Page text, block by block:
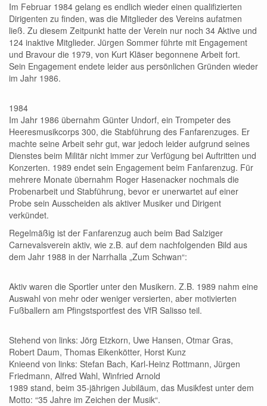
Im Februar 1984 gelang es endlich wieder einen qualifizierten
Dirigenten zu finden, was die Mitglieder des Vereins aufatmen
ließ. Zu diesem Zeitpunkt hatte der Verein nur noch 34 Aktive und
124 inaktive Mitglieder. Jürgen Sommer führte mit Engagement
und Bravour die 1979, von Kurt Kläser begonnene Arbeit fort.
Sein Engagement endete leider aus persönlichen Gründen wieder
im Jahr 1986.
1984
Im Jahr 1986 übernahm Günter Undorf, ein Trompeter des
Heeresmusikcorps 300, die Stabführung des Fanfarenzuges. Er
machte seine Arbeit sehr gut, war jedoch leider aufgrund seines
Dienstes beim Militär nicht immer zur Verfügung bei Auftritten und
Konzerten. 1989 endet sein Engagement beim Fanfarenzug. Für
mehrere Monate übernahm Roger Hasenacker nochmals die
Probenarbeit und Stabführung, bevor er unerwartet auf einer
Probe sein Ausscheiden als aktiver Musiker und Dirigent
verkündet.
Regelmäßig ist der Fanfarenzug auch beim Bad Salziger
Carnevalsverein aktiv, wie z.B. auf dem nachfolgenden Bild aus
dem Jahr 1988 in der Narrhalla „Zum Schwan“:
Aktiv waren die Sportler unter den Musikern. Z.B. 1989 nahm eine
Auswahl von mehr oder weniger versierten, aber motivierten
Fußballern am Pfingstsportfest des VfR Salisso teil.
Stehend von links: Jörg Etzkorn, Uwe Hansen, Otmar Gras,
Robert Daum, Thomas Eikenkötter, Horst Kunz
Knieend von links: Stefan Bach, Karl-Heinz Rottmann, Jürgen
Friedmann, Alfred Wahl, Winfried Arnold
1989 stand, beim 35-jährigen Jubiläum, das Musikfest unter dem
Motto: “35 Jahre im Zeichen der Musik“.